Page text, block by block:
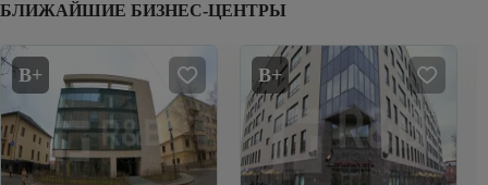
БЛИЖАЙШИЕ БИЗНЕС-ЦЕНТРЫ
B+ B+